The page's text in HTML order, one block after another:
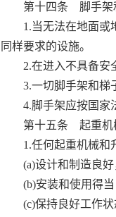
第十四条 脚手架
1.当无法在地面或地
同样要求的设施。
2.在进入不具备安全
3.一切脚手架和梯子
4.脚手架应按国家法
第十五条 起重机
1.任何起重机械和升
(a)设计和制造良好
(b)安装和使用得当
(c)保持良好工作状